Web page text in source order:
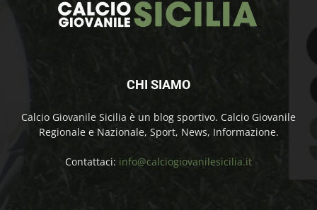
CHI SIAMO
Calcio Giovanile Sicilia è un blog sportivo. Calcio Giovanile
Regionale e Nazionale, Sport, News, Informazione.
Contattaci: info@calciogiovanilesicilia.it